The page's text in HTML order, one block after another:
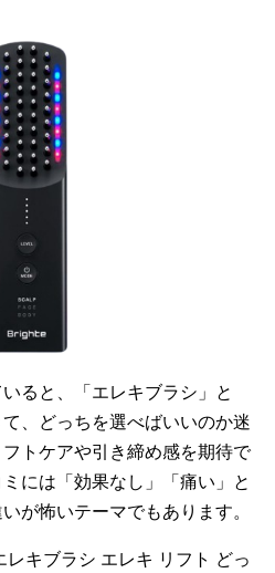
ると、「エレキブラシ」と
て、どっちを選べばいいのか迷
トケアや引き締め感を期待で
には「効果なし」「痛い」と
が怖いテーマでもあります。
キブラシ エレキ リフト どっ